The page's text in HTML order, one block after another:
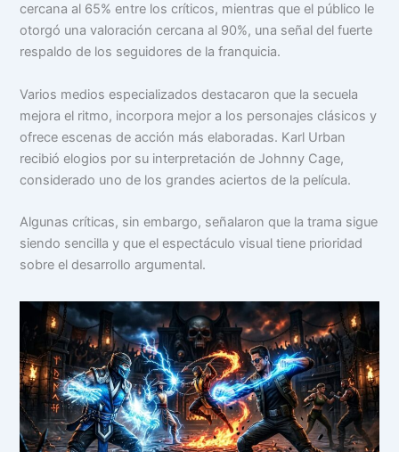
cercana al 65% entre los críticos, mientras que el público le
otorgó una valoración cercana al 90%, una señal del fuerte
respaldo de los seguidores de la franquicia.
Varios medios especializados destacaron que la secuela
mejora el ritmo, incorpora mejor a los personajes clásicos y
ofrece escenas de acción más elaboradas. Karl Urban
recibió elogios por su interpretación de Johnny Cage,
considerado uno de los grandes aciertos de la película.
Algunas críticas, sin embargo, señalaron que la trama sigue
siendo sencilla y que el espectáculo visual tiene prioridad
sobre el desarrollo argumental.